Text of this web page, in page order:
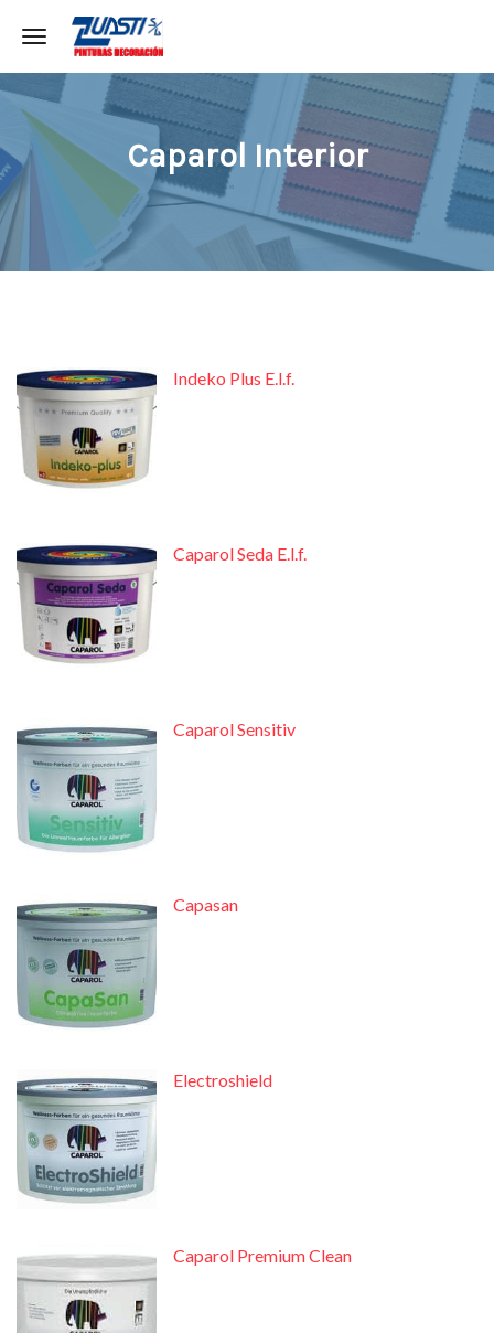
Toggle navigation
Caparol Interior
Indeko Plus E.l.f.
Caparol Seda E.l.f.
Caparol Sensitiv
Capasan
Electroshield
Caparol Premium Clean